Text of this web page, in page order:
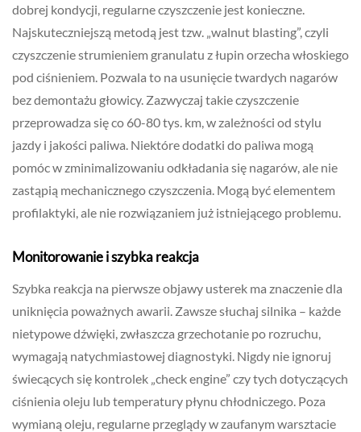
dobrej kondycji, regularne czyszczenie jest konieczne.
Najskuteczniejszą metodą jest tzw. „walnut blasting”, czyli
czyszczenie strumieniem granulatu z łupin orzecha włoskiego
pod ciśnieniem. Pozwala to na usunięcie twardych nagarów
bez demontażu głowicy. Zazwyczaj takie czyszczenie
przeprowadza się co 60-80 tys. km, w zależności od stylu
jazdy i jakości paliwa. Niektóre dodatki do paliwa mogą
pomóc w zminimalizowaniu odkładania się nagarów, ale nie
zastąpią mechanicznego czyszczenia. Mogą być elementem
profilaktyki, ale nie rozwiązaniem już istniejącego problemu.
Monitorowanie i szybka reakcja
Szybka reakcja na pierwsze objawy usterek ma znaczenie dla
uniknięcia poważnych awarii. Zawsze słuchaj silnika – każde
nietypowe dźwięki, zwłaszcza grzechotanie po rozruchu,
wymagają natychmiastowej diagnostyki. Nigdy nie ignoruj
świecących się kontrolek „check engine” czy tych dotyczących
ciśnienia oleju lub temperatury płynu chłodniczego. Poza
wymianą oleju, regularne przeglądy w zaufanym warsztacie